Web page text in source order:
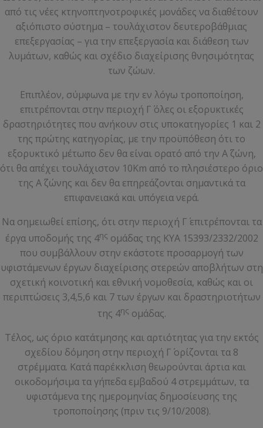
από τις νέες κτηνοπτηνοτροφικές μονάδες να διαθέτουν
αξιόπιστο σύστημα – τουλάχιστον δευτεροβάθμιας
επεξεργασίας – για την επεξεργασία και διάθεση των
λυμάτων, καθώς και σχέδιο διαχείρισης θνησιμότητας
των ζώων.
Επιπλέον, σύμφωνα με την εν λόγω τροποποίηση,
επιτρέπονται στην περιοχή Γ΄ όλες οι εξορυκτικές
δραστηριότητες που ανήκουν στις υποκατηγορίες 1 και 2
της πρώτης κατηγορίας, με την προϋπόθεση ότι το
εξορυκτικό μέτωπο δεν θα είναι ορατό από την Α΄ ζώνη,
ότι θα απέχει τουλάχιστον 10Km από το πλησιέστερο όριο
της Α΄ ζώνης και δεν θα επηρεάζονται σημαντικά τα
επιφανειακά και υπόγεια νερά.
Να σημειωθεί επίσης, ότι στην περιοχή Γ΄ επιτρέπονται τα
έργα υποδομής της 4ης ομάδας της ΚΥΑ 15393/2332/2002
που συμβάλλουν στην εκάστοτε προσαρμογή των
υφιστάμενων έργων διαχείρισης στερεών αποβλήτων στη
σχετική κοινοτική και εθνική νομοθεσία, καθώς και οι
περιπτώσεις 3,4,5,6 και 7 των έργων και δραστηριοτήτων
της 4ης ομάδας.
Τέλος, ως όριο κατάτμησης και αρτιότητας για την εκτός
σχεδίου δόμηση στην περιοχή Γ΄ ορίζονται τα 8
στρέμματα. Κατά παρέκκλιση θεωρούνται άρτια και
οικοδομήσιμα τα γήπεδα εμβαδού 4 στρεμμάτων, τα
υφιστάμενα της ημερομηνίας δημοσίευσης της
τροποποίησης (πριν τις 9/10/2008).